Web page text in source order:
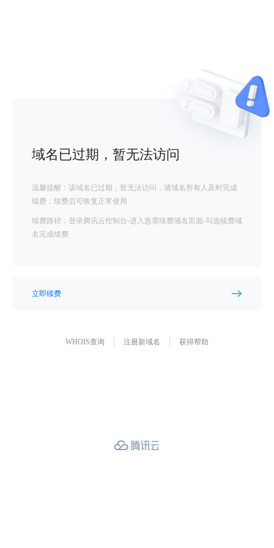
域名已过期，暂无法访问
温馨提醒：该域名已过期，暂无法访问，请域名所有人及时完成
续费，续费后可恢复正常使用
续费路径：登录腾讯云控制台-进入急需续费域名页面-勾选续费域
名完成续费
立即续费
WHOIS查询 注册新域名 获得帮助